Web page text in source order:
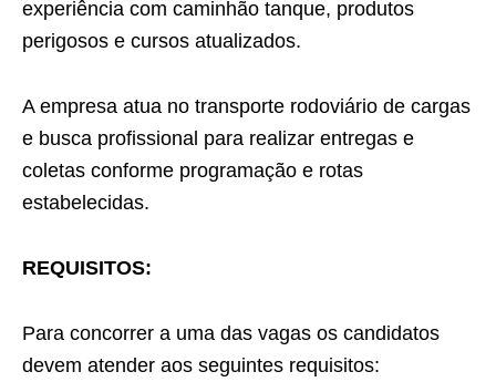
experiência com caminhão tanque, produtos
perigosos e cursos atualizados.
A empresa atua no transporte rodoviário de cargas
e busca profissional para realizar entregas e
coletas conforme programação e rotas
estabelecidas.
REQUISITOS:
Para concorrer a uma das vagas os candidatos
devem atender aos seguintes requisitos: